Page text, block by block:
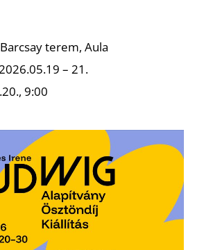
terem, Aula
– 21.
9:00